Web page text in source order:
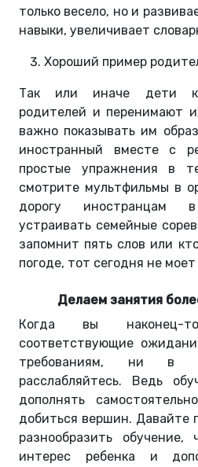
только весело, но и
навыки, увеличивает
Хороший пример
Так или иначе дети
родителей и перенимают
важно показывать им
иностранный вместе с
простые упражнения в
смотрите мультфильмы в
дорогу иностранцам
устраивать семейные
запомнит пять слов или
погоде, тот сегодня не
Делаем занятия
Когда вы наконец-
соответствующие
требованиям, ни в
расслабляйтесь. Ведь
дополнять
добиться вершин. Давайте
разнообразить обучение,
интерес ребенка и